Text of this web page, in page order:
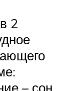
2
– сон.